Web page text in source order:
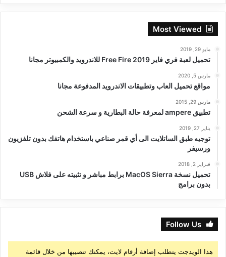
Most Viewed
مايو 29, 2019
تحميل لعبة فري فاير Free Fire 2019 للاندرويد والكمبيوتر مجانا
مارس 5, 2020
مواقع تحميل العاب وتطبيقات الاندرويد المدفوعة مجانا
مارس 29, 2015
تطبيق ampere لمعرفة حالة البطارية و سرعة الشحن
يناير 27, 2019
توجيه طبق الساتلايت الى أي قمر صناعي باستخدام هاتفك بدون تلفزيون
ورسيفر
فبراير 2, 2018
تحميل نسخة MacOS Sierra برابط مباشر و تثبيته على فلاش USB
بدون برامج
Follow Us
هذا الويدجت يتطلب إضافة أرقام لايت، يمكنك تنصيبها من خلال قائمة